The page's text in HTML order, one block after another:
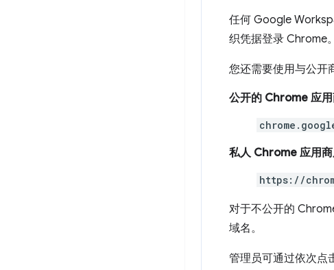
任何 Google
织凭据登录 Chrome。
您还需要使用与公开
公开的 Chrome 应
私人 Chrome 应用
https://
对于不公开的
域名。
管理员可通过依次点